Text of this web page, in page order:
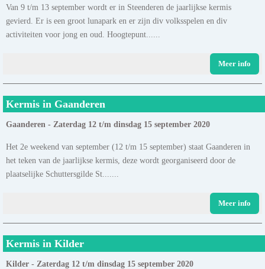
Van 9 t/m 13 september wordt er in Steenderen de jaarlijkse kermis
gevierd. Er is een groot lunapark en er zijn div volksspelen en div
activiteiten voor jong en oud. Hoogtepunt......
Meer info
Kermis in Gaanderen
Gaanderen - Zaterdag 12 t/m dinsdag 15 september 2020
Het 2e weekend van september (12 t/m 15 september) staat Gaanderen in
het teken van de jaarlijkse kermis, deze wordt georganiseerd door de
plaatselijke Schuttersgilde St.......
Meer info
Kermis in Kilder
Kilder - Zaterdag 12 t/m dinsdag 15 september 2020